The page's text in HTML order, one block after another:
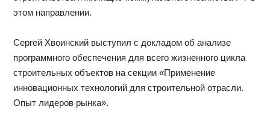
этом направлении.
Сергей Хвоинский выступил с докладом об анализе
программного обеспечения для всего жизненного цикла
строительных объектов на секции «Применение
инновационных технологий для строительной отрасли.
Опыт лидеров рынка».